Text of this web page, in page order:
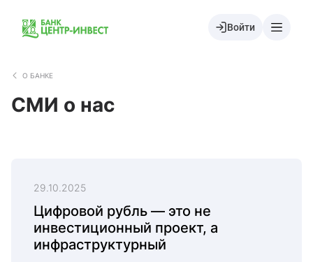
Войти
О БАНКЕ
СМИ о нас
29.10.2025
Цифровой рубль — это не
инвестиционный проект, а
инфраструктурный